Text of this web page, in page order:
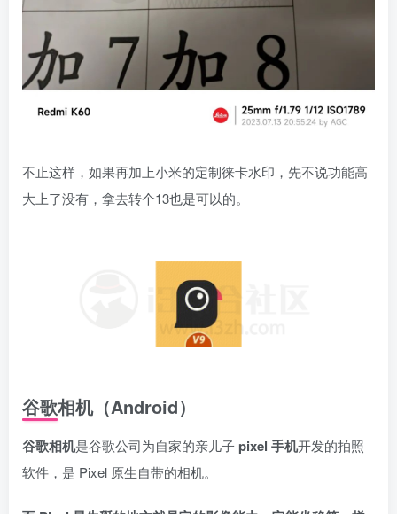
不止这样，如果再加上小米的定制徕卡水印，先不说功能高
大上了没有，拿去转个13也是可以的。
谷歌相机（Android）
谷歌相机是谷歌公司为自家的亲儿子pixel 手机开发的拍照
软件，是 Pixel 原生自带的相机。